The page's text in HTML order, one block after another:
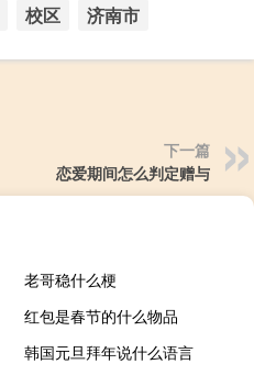
校区 济南市
下一篇
恋爱期间怎么判定赠与
老哥稳什么梗
红包是春节的什么物品
韩国元旦拜年说什么语言